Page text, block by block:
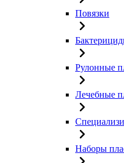
Повязки
Рулонные
Лечебные
Наборы